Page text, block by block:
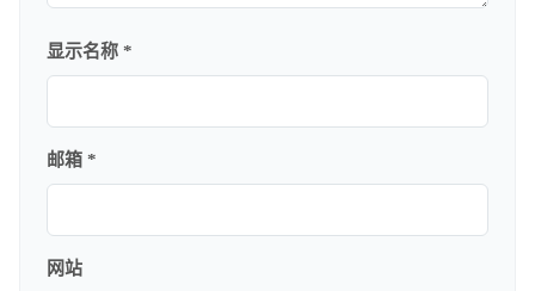
显示名称 *
邮箱 *
网站